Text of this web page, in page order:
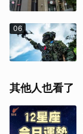
06
其他人也看了